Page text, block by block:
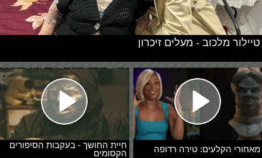
מאחורי הקלעים: טירה רדופה
חיית החושך - בעקבות הסיפורים
הקסומים
טיילור מלכוב - מעלים זיכרון